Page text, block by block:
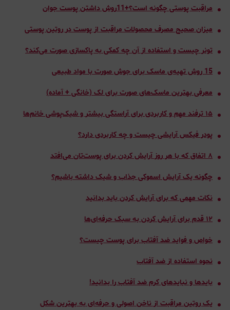
مراقبت پوستی چگونه است؟+11روش داشتن پوست جوان
میزان صحیح مصرف محصولات مراقبت از پوست در روتین پوستی
تونر چیست و استفاده از آن چه کمکی به پاکسازی صورت می‌کند؟
15 روش تهیه‌ی ماسک برای جوش صورت با مواد طبیعی
معرفی بهترین ماسک‌های صورت برای لک (خانگی + آماده)
۱۵ ترفند مهم و کاربردی برای آراستگی بیشتر و شیک‌پوشی خانم‌ها
پودر فیکس آرایشی چیست و چه کاربردی دارد؟
٨ اتفاق که با هر روز آرایش کردن برای پوست‌تان می‌افتد
چگونه یک آرایش اسموکی جذاب و شیک داشته باشیم؟
نکات مهمی که برای آرایش کردن باید بدانید
١٢ قدم برای آرایش کردن به سبک حرفه‌ای‌ها
خواص و فواید ضد آفتاب برای پوست چیست؟
نحوه استفاده از ضد آفتاب
بایدها و نبایدهای کرم ضد آفتاب را بدانید!
یک روتین مراقبت از ناخن اصولی و حرفه‌ای به بهترین شکل